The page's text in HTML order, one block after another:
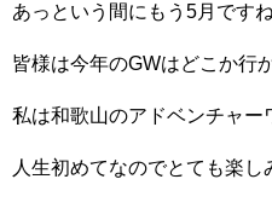
あっという間にもう5月です
皆様は今年のGWはどこか行
私は和歌山のアドベンチャー
人生初めてなのでとても楽し